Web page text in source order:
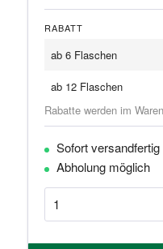
RABATT
ab 6 Flaschen
ab 12 Flaschen
Rabatte werden im
Sofort versandfertig
Abholung möglich